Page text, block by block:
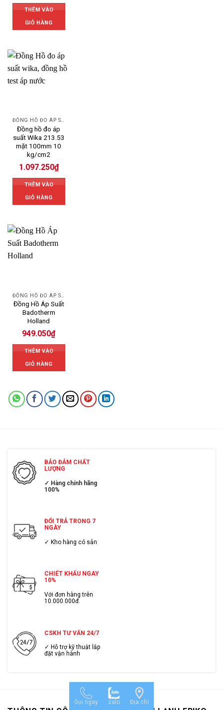
THÊM VÀO
GIỎ HÀNG
ĐỒNG HỒ ĐO ÁP SUẤT
Đồng hồ đo áp
suất Wika 213.53
mặt 100mm 10
kg/cm2
1.097.250₫
THÊM VÀO
GIỎ HÀNG
Đồng Hồ Áp Suất
Badotherm
Holland
949.050₫
THÊM VÀO
GIỎ HÀNG
BẢO ĐẢM CHẤT
LƯỢNG
✓ Hàng chính hãng
100%
ĐỔI TRẢ TRONG 7
NGÀY
✓ Kho hàng có sẳn
CHIẾT KHẤU NGAY
10%
Với đơn hàng trên
10.000.000đ.
CSKH TƯ VẤN 24/7
✓ Hỗ trợ kỹ thuật lắp
đặt vận hành
Gọi ngay zalo Địa chỉ